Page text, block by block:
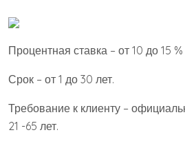
Процентная ставка – от 10 до 15 %
Срок – от 1 до 30 лет.
Требование к клиенту –
21 -65 лет.